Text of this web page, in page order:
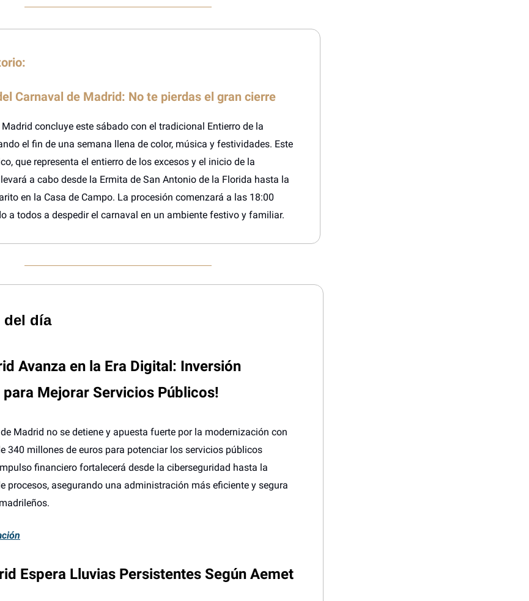
Carnaval de Madrid: No te pierdas el gran cierre
Madrid concluye este sábado con el tradicional Entierro de la
el fin de una semana llena de color, música y festividades. Este
que representa el entierro de los excesos y el inicio de la
a cabo desde la Ermita de San Antonio de la Florida hasta la
en la Casa de Campo. La procesión comenzará a las 18:00
a todos a despedir el carnaval en un ambiente festivo y familiar.
del día
Avanza en la Era Digital: Inversión
Mejorar Servicios Públicos!
Madrid no se detiene y apuesta fuerte por la modernización con
340 millones de euros para potenciar los servicios públicos
financiero fortalecerá desde la ciberseguridad hasta la
procesos, asegurando una administración más eficiente y segura
Espera Lluvias Persistentes Según Aemet